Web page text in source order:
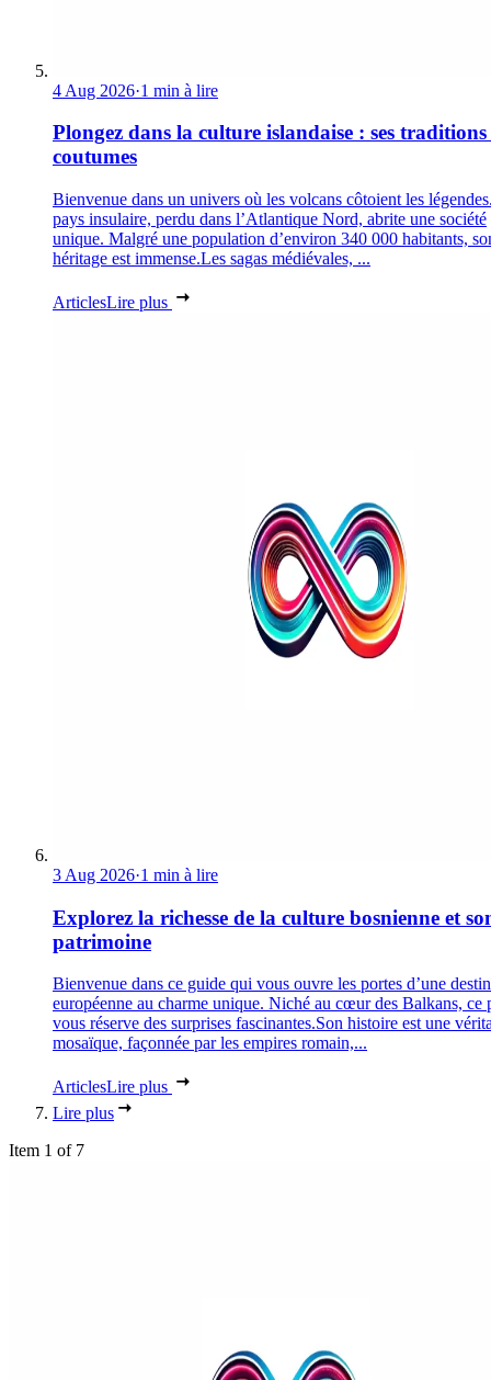
4 Aug 2026·1 min à lire
Plongez dans la culture islandaise : ses traditions
coutumes
Bienvenue dans un univers où les volcans côtoient les
pays insulaire, perdu dans l’Atlantique Nord, abrite une société
unique. Malgré une population d’environ 340 000 habitants,
héritage est immense.Les sagas médiévales, ...
ArticlesLire plus
3 Aug 2026·1 min à lire
Explorez la richesse de la culture bosnienne et
patrimoine
Bienvenue dans ce guide qui vous ouvre les portes d’une
européenne au charme unique. Niché au cœur des Balkans, ce
vous réserve des surprises fascinantes.Son histoire est une
mosaïque, façonnée par les empires romain,...
ArticlesLire plus
Lire plus
Item 1 of 7